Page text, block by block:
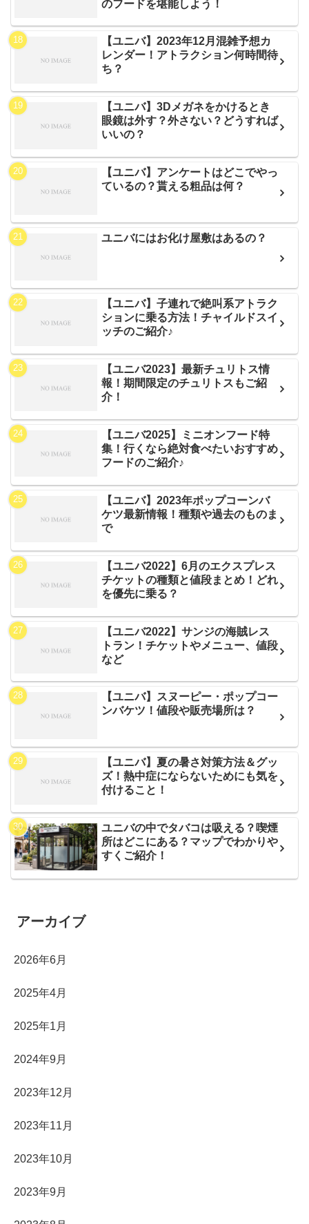
のフードを堪能しよう！
【ユニバ】2023年12月混雑予想カ
レンダー！アトラクション何時間待
ち？
【ユニバ】3Dメガネをかけるとき
眼鏡は外す？外さない？どうすれば
いいの？
【ユニバ】アンケートはどこでやっ
ているの？貰える粗品は何？
ユニバにはお化け屋敷はあるの？
【ユニバ】子連れで絶叫系アトラク
ションに乗る方法！チャイルドスイ
ッチのご紹介♪
【ユニバ2023】最新チュリトス情
報！期間限定のチュリトスもご紹
介！
【ユニバ2025】ミニオンフード特
集！行くなら絶対食べたいおすすめ
フードのご紹介♪
【ユニバ】2023年ポップコーンバ
ケツ最新情報！種類や過去のものま
で
【ユニバ2022】6月のエクスプレス
チケットの種類と値段まとめ！どれ
を優先に乗る？
【ユニバ2022】サンジの海賊レス
トラン！チケットやメニュー、値段
など
【ユニバ】スヌーピー・ポップコー
ンバケツ！値段や販売場所は？
【ユニバ】夏の暑さ対策方法＆グッ
ズ！熱中症にならないためにも気を
付けること！
ユニバの中でタバコは吸える？喫煙
所はどこにある？マップでわかりや
すくご紹介！
アーカイブ
2026年6月
2025年4月
2025年1月
2024年9月
2023年12月
2023年11月
2023年10月
2023年9月